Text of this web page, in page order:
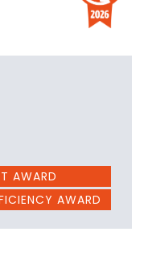
AWARD
AWARD